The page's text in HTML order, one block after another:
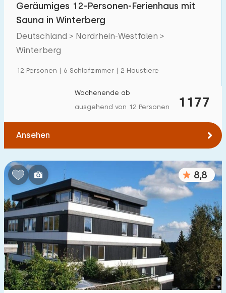
Geräumiges 12-Personen-Ferienhaus mit
Sauna in Winterberg
Deutschland > Nordrhein-Westfalen >
Winterberg
12 Personen | 6 Schlafzimmer | 2 Haustiere
1177
Wochenende ab
ausgehend von 12 Personen
Ansehen
8,8